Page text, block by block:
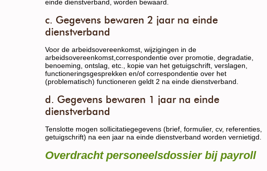
einde dienstverband, worden bewaard.
c. Gegevens bewaren 2 jaar na einde
dienstverband
Voor de arbeidsovereenkomst, wijzigingen in de
arbeidsovereenkomst,correspondentie over promotie, degradatie,
benoeming, ontslag, etc., kopie van het getuigschrift, verslagen,
functioneringsgesprekken en/of correspondentie over het
(problematisch) functioneren geldt 2 na einde dienstverband.
d. Gegevens bewaren 1 jaar na einde
dienstverband
Tenslotte mogen sollicitatiegegevens (brief, formulier, cv, referenties,
getuigschrift) na een jaar na einde dienstverband worden vernietigd.
Overdracht personeelsdossier bij payroll